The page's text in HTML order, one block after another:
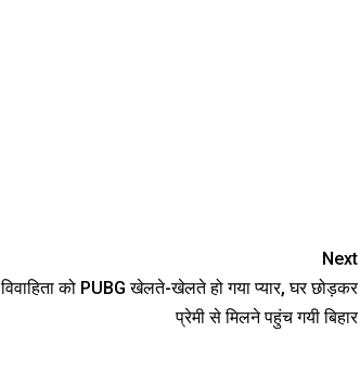
Next
विवाहिता को PUBG खेलते-खेलते हो गया प्यार, घर छोड़कर
प्रेमी से मिलने पहुंच गयी बिहार